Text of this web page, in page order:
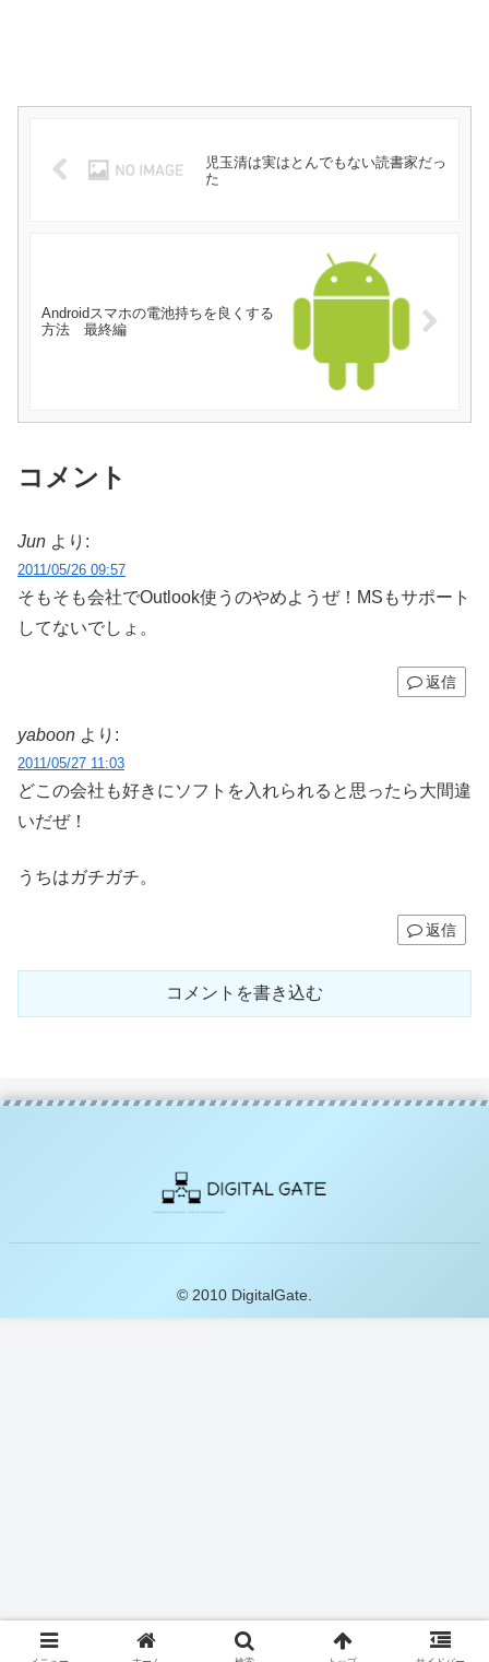
児玉清は実はとんでもない読書家だっ
た
Androidスマホの電池持ちを良くする
方法 最終編
コメント
Jun より:
2011/05/26 09:57
そもそも会社でOutlook使うのやめようぜ！MSもサポート
してないでしょ。
返信
yaboon より:
2011/05/27 11:03
どこの会社も好きにソフトを入れられると思ったら大間違
いだぜ！
うちはガチガチ。
返信
コメントを書き込む
© 2010 DigitalGate.